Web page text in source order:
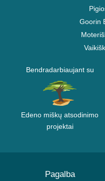
Goorin
Bendradarbiaujant su
Edeno miškų atsodinimo
projektai
Pagalba